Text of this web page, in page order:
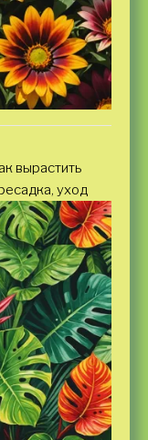
вырастить
уход